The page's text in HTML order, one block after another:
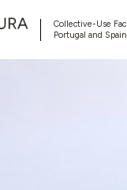
Collective-Use
Portugal and Spain